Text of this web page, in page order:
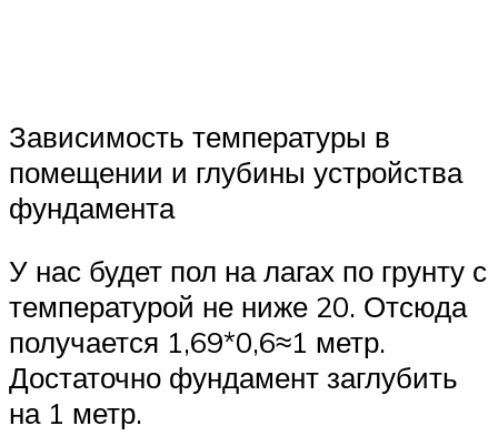
Зависимость температуры в
помещении и глубины устройства
фундамента
У нас будет пол на лагах по грунту с
температурой не ниже 20. Отсюда
получается 1,69*0,6≈1 метр.
Достаточно фундамент заглубить
на 1 метр.